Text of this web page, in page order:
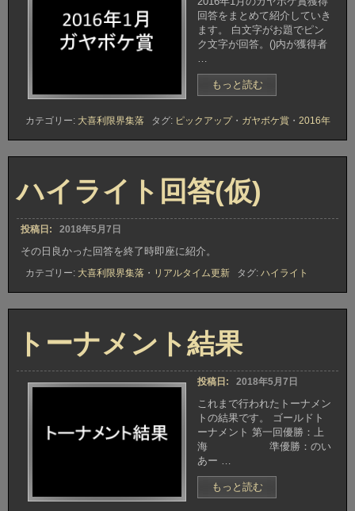
(第
一
回
大
利
う
ん
杯)”
回答をまとめて紹介していき
ます。 白文字がお題でピン
ク文字が回答。()内が獲得者
…
もっと読む“ガ
ヤ
ケ
賞
獲
カテゴリー: 大喜利限界集落 タグ: ピックアップ・ ガヤボケ賞 ・ 2016年
ハイライト回答(仮)
投稿日: 2018年5月7日
その日良かった回答を終了時即座に紹介。
カテゴリー: 大喜利限界集落 ・ リアルタイム更新 タグ: ハイライト
トーナメント結果
投稿日: 2018年5月7日
これまで行われたトーナメン
トの結果です。 ゴールドト
ーナメント 第一回優勝：上
海 準優勝：のい
あー …
もっと読む“ト
ー